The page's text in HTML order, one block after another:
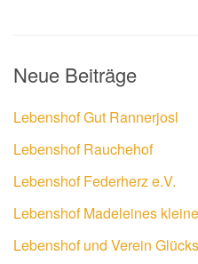
Neue Beiträge
Lebenshof Gut Rannerjosl
Lebenshof Rauchehof
Lebenshof Federherz e.V.
Lebenshof Madeleines
Lebenshof und Verein